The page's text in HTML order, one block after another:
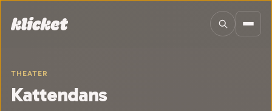
THEATER
Kattendans